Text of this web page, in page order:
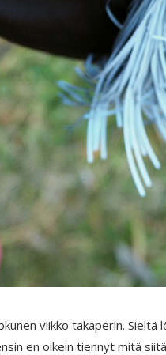
viikko takaperin.
en oikein tiennyt mitä